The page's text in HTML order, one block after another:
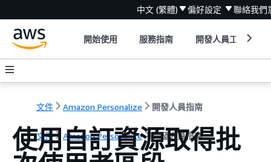
中文 (繁體) 偏好設定 聯絡我們
開始使用 服務指南 開發人員工具
文件 Amazon Personalize 開發人員指南
文件 Amazon Personalize 開發人員指南
使用自訂資源取得批